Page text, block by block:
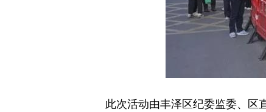
此次活动由丰泽区纪委监委、区